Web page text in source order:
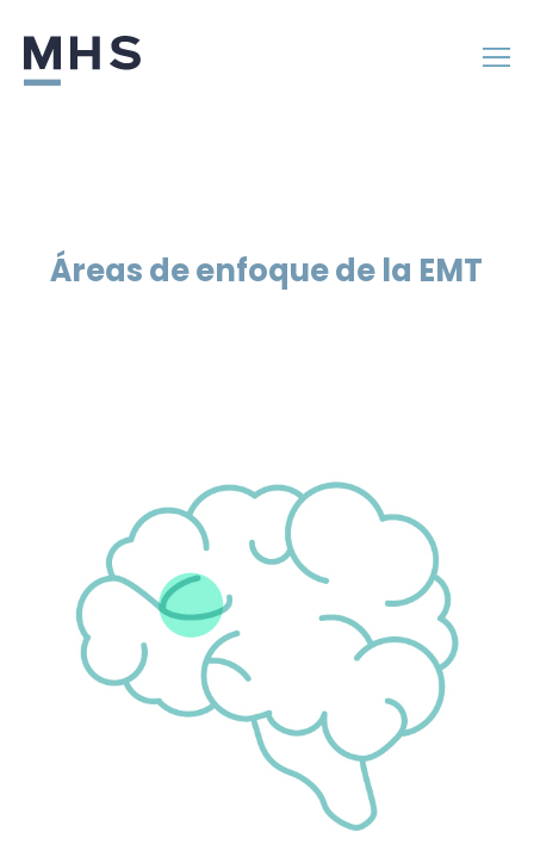
Áreas de enfoque de la EMT